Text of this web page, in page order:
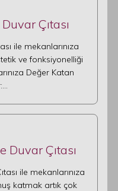
Çıtası
ile mekanlarınıza
ve fonksiyonelliği
Değer Katan
Duvar Çıtası
ile mekanlarınıza
katmak artık çok